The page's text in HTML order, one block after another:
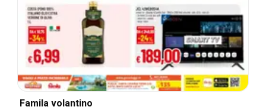
Famila volantino